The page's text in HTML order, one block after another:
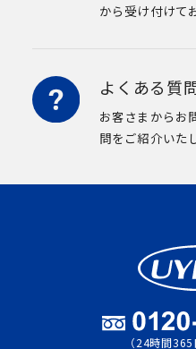
から受け付けて
よくある質
お客さまからお
問をご紹介いた
（24時間